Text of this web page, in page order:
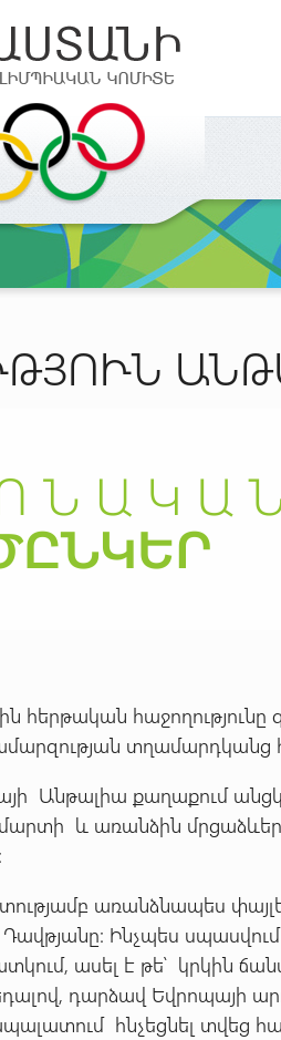
հերթական
Անթալիա քաղաքում
և առանձին
առանձնապես
Դավթյանը: Ինչպես
ասել է թե՝ կրկին
դարձավ Եվրոպայի
հնչեցնել տվեց